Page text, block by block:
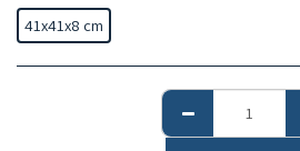
41x41x8 cm